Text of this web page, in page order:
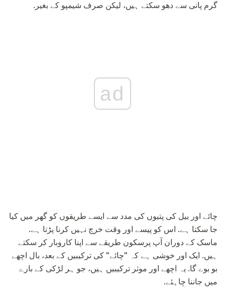
گرم پانی سے دھو سکتے ہیں، لیکن صرف شیمپو کے بغیر.
ad
چائے اور بیل کی پتیوں کی مدد سے ایسے طریقوں کو گھر میں کیا
جا سکتا ہے. اس کو پیسے اور وقت خرچ نہیں کرنا پڑتا ہے.
ماسک کے دوران آپ پرسکون طریقے سے اپنا کاروبار کر سکتے
ہیں. ایک اور خوشی ہے کہ "چائے" کی ترکیبیں کے بعد، بال اچھے
بو بوے گا. یہ اچھے اور موثر ترکیبیں ہیں، جو ہر لڑکی کے بارے
میں جاننا چاہئے.